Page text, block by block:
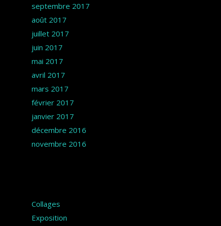
septembre 2017
août 2017
juillet 2017
juin 2017
mai 2017
avril 2017
mars 2017
février 2017
janvier 2017
décembre 2016
novembre 2016
Collages
Exposition